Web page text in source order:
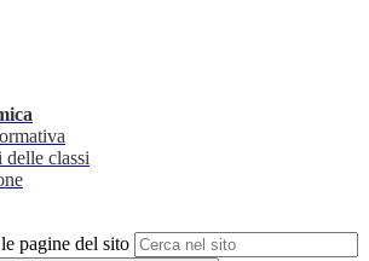
delle classi
pagine del sito